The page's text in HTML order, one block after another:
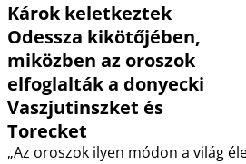
Károk keletkeztek
Odessza kikötőjében,
miközben az oroszok
elfoglalták a donyecki
Vaszjutinszket és
Torecket
„Az oroszok ilyen módon a világ